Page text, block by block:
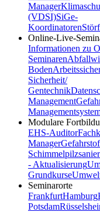
Manager
(VDSI)SiGe-
Koordinatoren
Online-Live-
Informationen zu
Seminaren
Boden
Sicherheit/
Gentechnik
Management
Modulare
EHS-Auditor
Manager
- Aktualisierung
Grundkurse
Seminarorte
FrankfurtHamburg
Potsdam